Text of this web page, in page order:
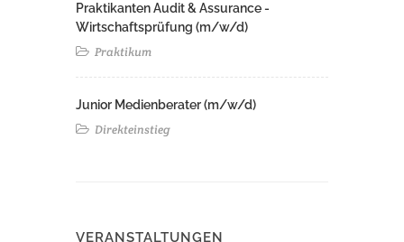
Praktikanten Audit & Assurance -
Wirtschaftsprüfung (m/w/d)
Praktikum
Junior Medienberater (m/w/d)
Direkteinstieg
VERANSTALTUNGEN